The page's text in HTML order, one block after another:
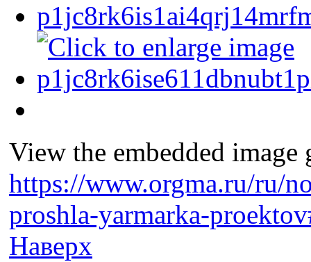
View the embedded
https://www.orgma.ru/ru/
proshla-yarmarka-
Наверх